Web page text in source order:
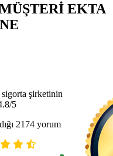
EKTA
şirketinin
5
2174 yorum